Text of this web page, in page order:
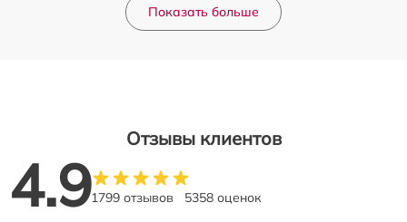
Показать больше
Отзывы клиентов
4.91799 отзывов 5358 оценок